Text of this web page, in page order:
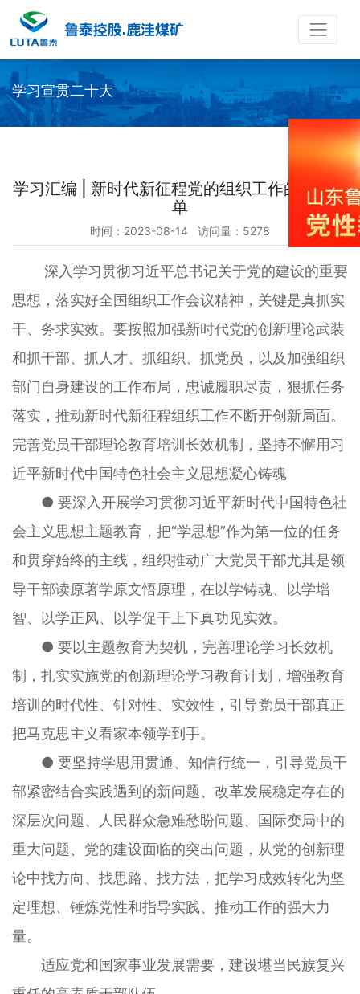
学习宣贯二十大
学习汇编 | 新时代新征程党的组织工作的任务清
单
时间：2023-08-14 访问量：5278
深入学习贯彻习近平总书记关于党的建设的重要
思想，落实好全国组织工作会议精神，关键是真抓实
干、务求实效。要按照加强新时代党的创新理论武装
和抓干部、抓人才、抓组织、抓党员，以及加强组织
部门自身建设的工作布局，忠诚履职尽责，狠抓任务
落实，推动新时代新征程组织工作不断开创新局面。
完善党员干部理论教育培训长效机制，坚持不懈用习
近平新时代中国特色社会主义思想凝心铸魂
● 要深入开展学习贯彻习近平新时代中国特色社
会主义思想主题教育，把“学思想”作为第一位的任务
和贯穿始终的主线，组织推动广大党员干部尤其是领
导干部读原著学原文悟原理，在以学铸魂、以学增
智、以学正风、以学促干上下真功见实效。
● 要以主题教育为契机，完善理论学习长效机
制，扎实实施党的创新理论学习教育计划，增强教育
培训的时代性、针对性、实效性，引导党员干部真正
把马克思主义看家本领学到手。
● 要坚持学思用贯通、知信行统一，引导党员干
部紧密结合实践遇到的新问题、改革发展稳定存在的
深层次问题、人民群众急难愁盼问题、国际变局中的
重大问题、党的建设面临的突出问题，从党的创新理
论中找方向、找思路、找方法，把学习成效转化为坚
定理想、锤炼党性和指导实践、推动工作的强大力
量。
适应党和国家事业发展需要，建设堪当民族复兴